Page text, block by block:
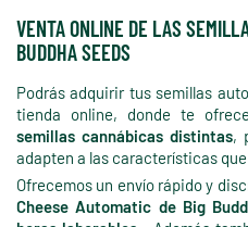
VENTA ONLINE DE LAS
BUDDHA SEEDS
Podrás adquirir tus semillas
tienda online, donde te
semillas cannábicas distintas,
adapten a las características
Ofrecemos un envío rápido y
Cheese Automatic de Big